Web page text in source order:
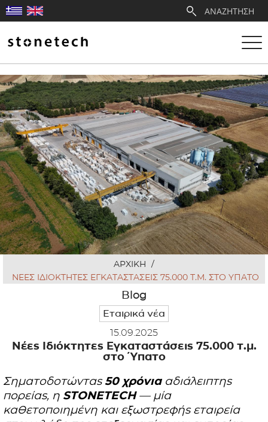
Η ΕΤΑΙΡΕΙΑ
ΥΠΗΡΕΣΙΕΣ
ΛΑΤΟΜΕΙΑ
ΑΝΤΙΠΡΟΣΩΠΕΙΕΣ
ΠΡΟΪΟΝΤΑ
ΕΡΓΑ
ΕΦΑΡΜΟΓΕΣ
ΕΠΙΚΟΙΝΩΝΙΑ
ΑΡΧΙΚΗ /
ΝΕΕΣ ΙΔΙΟΚΤΗΤΕΣ ΕΓΚΑΤΑΣΤΑΣΕΙΣ 75.000 Τ.Μ. ΣΤΟ ΥΠΑΤΟ
Blog
Εταιρικά νέα
15.09.2025
Νέες Ιδιόκτητες Εγκαταστάσεις 75.000 τ.μ.
στο Ύπατο
Σηματοδοτώντας50 χρόνιααδιάλειπτης
πορείας, η STONETECH— μία
καθετοποιημένη και εξωστρεφής εταιρεία